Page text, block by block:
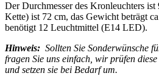
Der Durchmesser des Kronleuchters
Kette) ist 72 cm, das Gewicht beträgt
benötigt 12 Leuchtmittel (E14 LED).
Hinweis: Sollten Sie Sonderwünsche
fragen Sie uns einfach, wir prüfen
und setzen sie bei Bedarf um.